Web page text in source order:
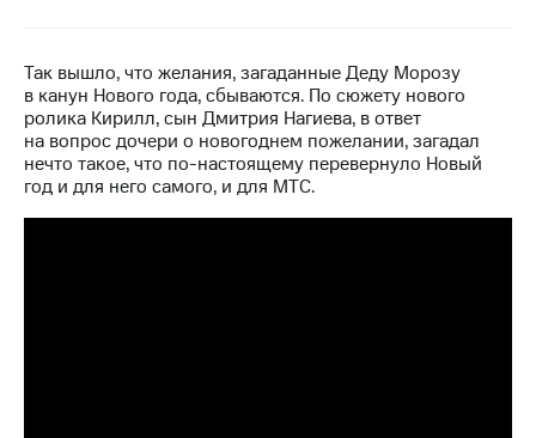
Интервью
Финансовая
отчетность
Контакты
Так вышло, что желания, загаданные Деду Морозу
в канун Нового года, сбываются. По сюжету нового
ролика Кирилл, сын Дмитрия Нагиева, в ответ
на вопрос дочери о новогоднем пожелании, загадал
нечто такое, что по-настоящему перевернуло Новый
год и для него самого, и для МТС.